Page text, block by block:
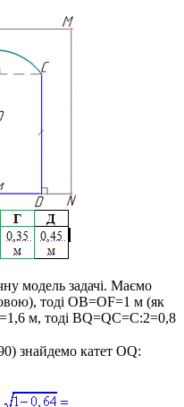
модель задачі. Маємо
тоді OB=OF=1 м (як
м, тоді BQ=QC=C:2=0,8
знайдемо катет OQ: